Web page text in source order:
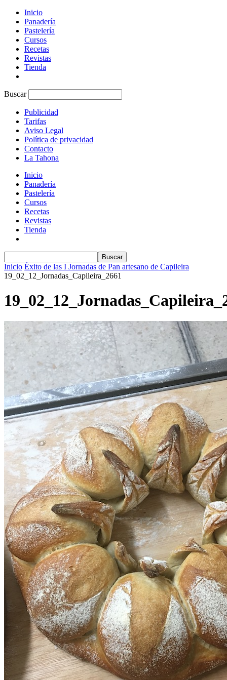
Inicio
Panadería
Pastelería
Cursos
Recetas
Revistas
Tienda
Buscar
Publicidad
Tarifas
Aviso Legal
Política de privacidad
Contacto
La Tahona
Inicio
Panadería
Pastelería
Cursos
Recetas
Revistas
Tienda
Inicio Éxito de las I Jornadas de Pan artesano de Capileira
19_02_12_Jornadas_Capileira_2661